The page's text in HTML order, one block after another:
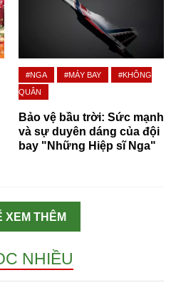
#NGA #MÁY BAY
#KHÔNG
QUÂN
Bảo vệ bầu trời: Sức mạnh
và sự duyên dáng của đội
bay "Những Hiệp sĩ Nga"
XEM THÊM
NHIỀU